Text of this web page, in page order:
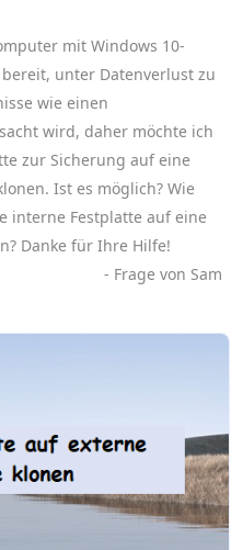
mit Windows 10-
unter Datenverlust zu
wie einen
wird, daher möchte ich
zur Sicherung auf eine
Ist es möglich? Wie
interne Festplatte auf eine
Danke für Ihre Hilfe!
- Frage von Sam